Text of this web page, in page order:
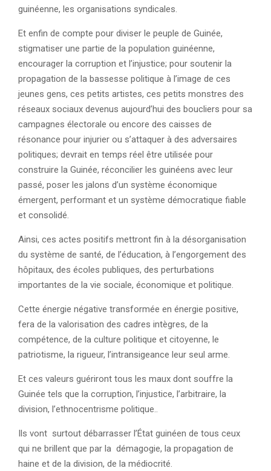
guinéenne, les organisations syndicales.
Et enfin de compte pour diviser le peuple de Guinée,
stigmatiser une partie de la population guinéenne,
encourager la corruption et l’injustice; pour soutenir la
propagation de la bassesse politique à l’image de ces
jeunes gens, ces petits artistes, ces petits monstres des
réseaux sociaux devenus aujourd’hui des boucliers pour sa
campagnes électorale ou encore des caisses de
résonance pour injurier ou s’attaquer à des adversaires
politiques; devrait en temps réel être utilisée pour
construire la Guinée, réconcilier les guinéens avec leur
passé, poser les jalons d’un système économique
émergent, performant et un système démocratique fiable
et consolidé.
Ainsi, ces actes positifs mettront fin à la désorganisation
du système de santé, de l’éducation, à l’engorgement des
hôpitaux, des écoles publiques, des perturbations
importantes de la vie sociale, économique et politique.
Cette énergie négative transformée en énergie positive,
fera de la valorisation des cadres intègres, de la
compétence, de la culture politique et citoyenne, le
patriotisme, la rigueur, l’intransigeance leur seul arme.
Et ces valeurs guériront tous les maux dont souffre la
Guinée tels que la corruption, l’injustice, l’arbitraire, la
division, l’ethnocentrisme politique..
Ils vont surtout débarrasser l’État guinéen de tous ceux
qui ne brillent que par la démagogie, la propagation de
haine et de la division, de la médiocrité.